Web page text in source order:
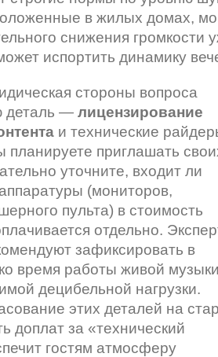
в жилых домах,
снижения громкости
испортить динамику
стороны вопроса
деталь —лицензирование
и технические
планируете приглашать
уточните, входит ли
(мониторов,
пульта) в стоимость
отдельно.
зафиксировать в
время работы живой
децибельной нагрузки.
этих деталей на
доплат за «технический
гостям атмосферу